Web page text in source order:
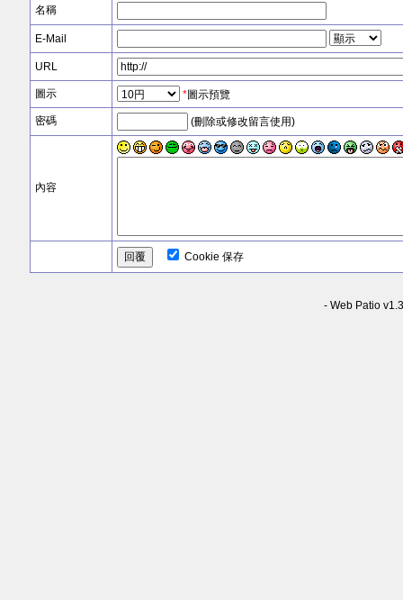
名稱
E-Mail
URL
圖示 *圖示預覽
密碼 (刪除或修改留言使用)
內容
Cookie 保存
- Web Patio